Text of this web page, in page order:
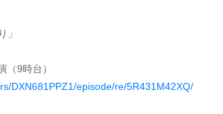
」
9時台）
DXN681PPZ1/episode/re/5R431M42XQ/